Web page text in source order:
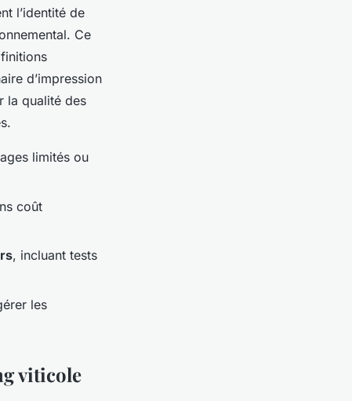
l’identité de
Ce
d’impression
la qualité des
limités ou
coût
, incluant tests
les
viticole